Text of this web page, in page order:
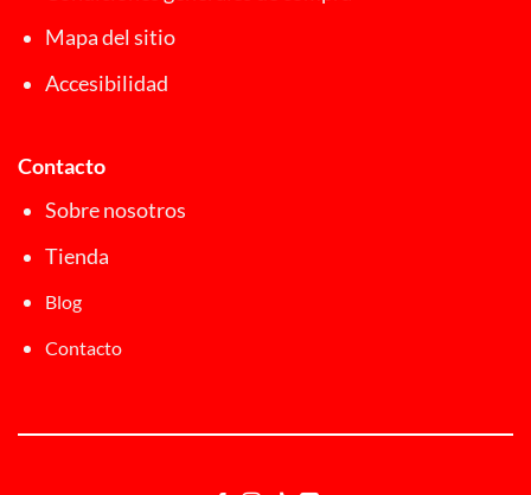
Mapa del sitio
Accesibilidad
Contacto
Sobre nosotros
Tienda
Blog
Contacto